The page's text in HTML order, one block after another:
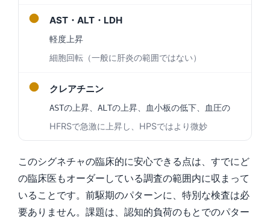
● AST・ALT・LDH
軽度上昇
細胞回転（一般に肝炎の範囲ではない）
● クレアチニン
ASTの上昇、ALTの上昇、血小板の低下、血圧の
HFRSで急激に上昇し、HPSではより微妙
このシグネチャの臨床的に安心できる点は、すでにど
の臨床医もオーダーしている調査の範囲内に収まって
いることです。前駆期のパターンに、特別な検査は必
要ありません。課題は、認知的負荷のもとでのパター